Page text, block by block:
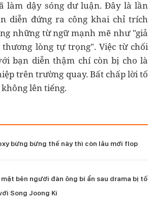
làm dậy sóng dư luận. Đây là lần
diễn đứng ra công khai chỉ trích
những từ ngữ mạnh mẽ như "giả
lòng tự trọng". Việc từ chối
bạn diễn thậm chí còn bị cho là
trên trường quay. Bất chấp lời tố
lên tiếng.
bừng bừng thế này thì còn lâu mới flop
mật bên người đàn ông bí ẩn sau drama bị tố
Song Joong Ki